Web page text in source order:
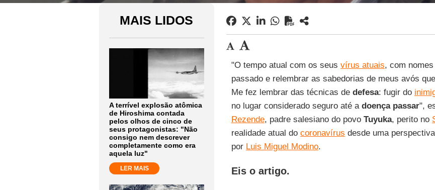
MAIS LIDOS
A terrível explosão atômica
de Hiroshima contada
pelos olhos de cinco de
seus protagonistas: "Não
consigo nem descrever
completamente como era
aquela luz"
LER MAIS
"O tempo atual com os seus vírus atuais, com
passado e relembrar as sabedorias de meus avós
Me fez lembrar das técnicas de defesa: fugir do
no lugar considerado seguro até a doença passar",
Rezende, padre salesiano do povo Tuyuka, perito no
realidade atual do coronavírus desde uma
por Luis Miguel Modino.
Eis o artigo.